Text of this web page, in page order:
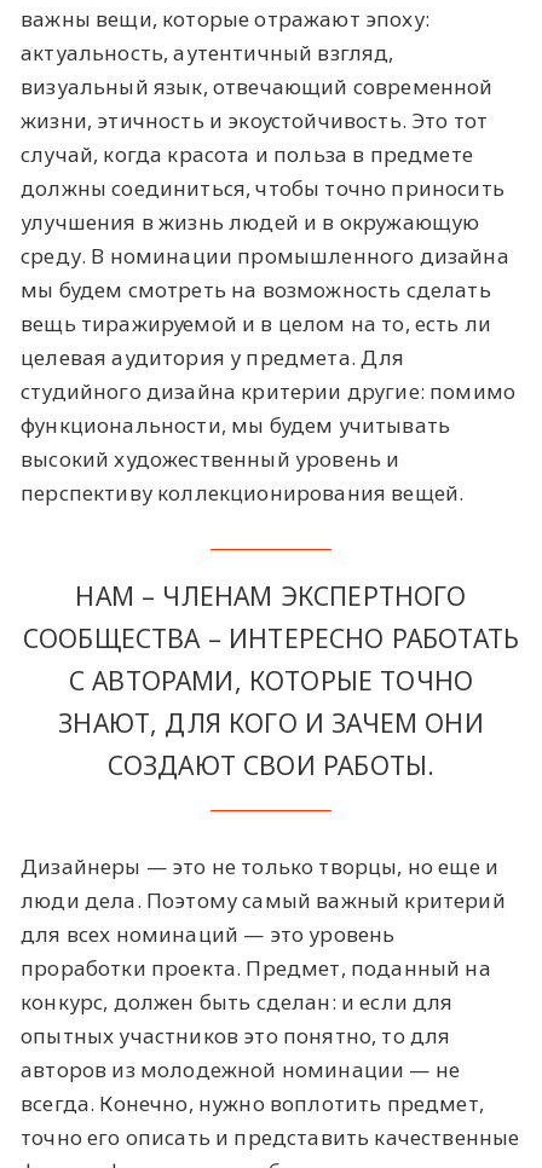
важны вещи, которые отражают эпоху:
актуальность, аутентичный взгляд,
визуальный язык, отвечающий современной
жизни, этичность и экоустойчивость. Это тот
случай, когда красота и польза в предмете
должны соединиться, чтобы точно приносить
улучшения в жизнь людей и в окружающую
среду. В номинации промышленного дизайна
мы будем смотреть на возможность сделать
вещь тиражируемой и в целом на то, есть ли
целевая аудитория у предмета. Для
студийного дизайна критерии другие: помимо
функциональности, мы будем учитывать
высокий художественный уровень и
перспективу коллекционирования вещей.
НАМ – ЧЛЕНАМ ЭКСПЕРТНОГО
СООБЩЕСТВА – ИНТЕРЕСНО РАБОТАТЬ
С АВТОРАМИ, КОТОРЫЕ ТОЧНО
ЗНАЮТ, ДЛЯ КОГО И ЗАЧЕМ ОНИ
СОЗДАЮТ СВОИ РАБОТЫ.
Дизайнеры — это не только творцы, но еще и
люди дела. Поэтому самый важный критерий
для всех номинаций — это уровень
проработки проекта. Предмет, поданный на
конкурс, должен быть сделан: и если для
опытных участников это понятно, то для
авторов из молодежной номинации — не
всегда. Конечно, нужно воплотить предмет,
точно его описать и представить качественные